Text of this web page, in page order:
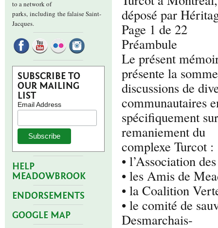
to a network of
parks, including the falaise Saint-
Jacques.
SUBSCRIBE TO
OUR MAILING
LIST
Email Address
HELP
MEADOWBROOK
ENDORSEMENTS
GOOGLE MAP
déposé par
Page 1 de 22
Préambule
Le présent
présente la
discussions de
communautaires
spécifiquement
remaniement du
complexe Turcot :
• l’Association
• les Amis de
• la Coalition
• le comité de
Desmarchais-